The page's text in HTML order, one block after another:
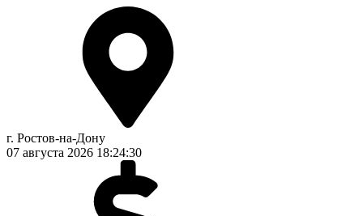
г. Ростов-на-Дону
07 августа 2026 18:24:31